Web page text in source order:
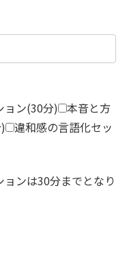
ョン(30分) 本音と方
違和感の言語化セッ
ンは30分までとなり